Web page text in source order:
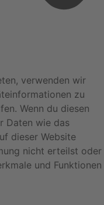
verwenden wir
zu
Wenn du diesen
Daten wie das
dieser Website
nicht erteilst oder
und Funktionen